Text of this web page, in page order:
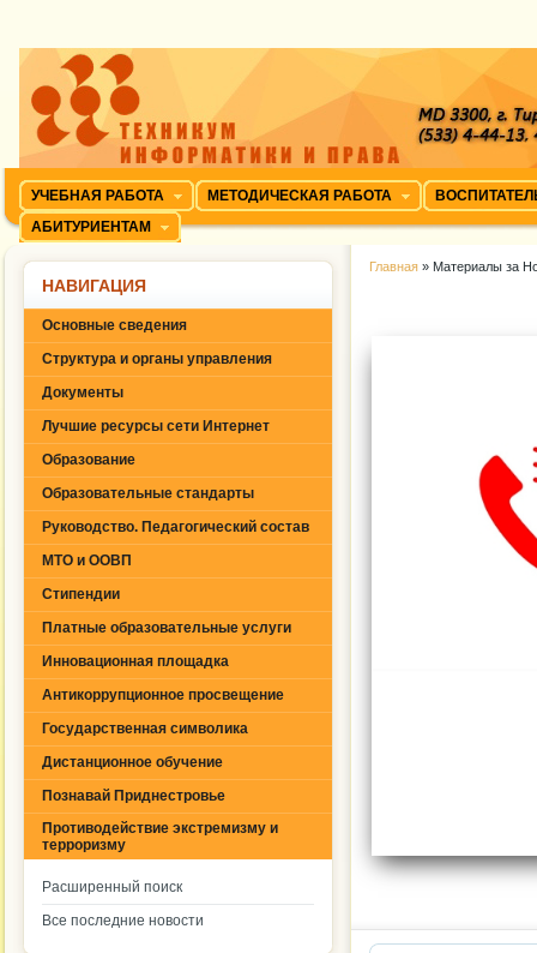
УЧЕБНАЯ РАБОТА МЕТОДИЧЕСКАЯ РАБОТА
АБИТУРИЕНТАМ
Главная » Материалы за
НАВИГАЦИЯ
Основные сведения
Структура и органы управления
Документы
Лучшие ресурсы сети Интернет
Образование
Образовательные стандарты
Руководство. Педагогический состав
МТО и ООВП
Стипендии
Платные образовательные услуги
Инновационная площадка
Антикоррупционное просвещение
Государственная символика
Дистанционное обучение
Познавай Приднестровье
Противодействие экстремизму и
терроризму
Расширенный поиск
Все последние новости